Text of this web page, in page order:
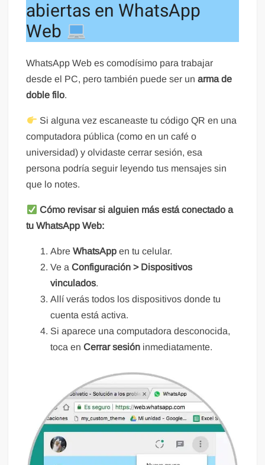
abiertas en WhatsApp
Web
WhatsApp Web es comodísimo para trabajar
desde el PC, pero también puede ser unarma de
doble filo.
Si alguna vez escaneaste tu código QR en una
computadora pública (como en un café o
universidad) y olvidaste cerrar sesión, esa
persona podría seguir leyendo tus mensajes sin
que lo notes.
Cómo revisar si alguien más está conectado a
tu WhatsApp Web:
AbreWhatsApp en tu celular.
Ve aConfiguración > Dispositivos
vinculados.
Allí verás todos los dispositivos donde tu
cuenta está activa.
Si aparece una computadora desconocida,
toca enCerrar sesión inmediatamente.